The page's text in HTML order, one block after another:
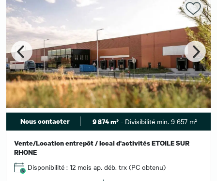
Nous contacter 9 874 m² - Divisibilité min. 9 657 m²
Vente/Location entrepôt / local d'activités ETOILE SUR
RHONE
Disponibilité : 12 mois ap. déb. trx (PC obtenu)